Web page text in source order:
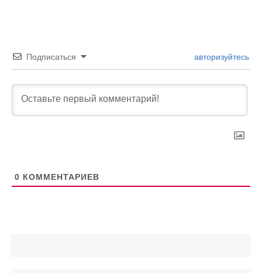
Подписаться авторизуйтесь
0 КОММЕНТАРИЕВ